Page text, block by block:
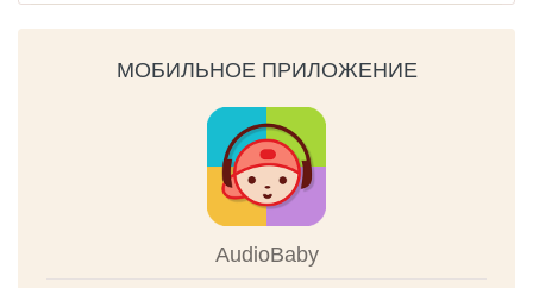
МОБИЛЬНОЕ ПРИЛОЖЕНИЕ
AudioBaby